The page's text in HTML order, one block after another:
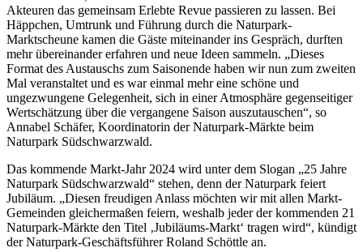
Akteuren das gemeinsam Erlebte Revue passieren zu lassen. Bei
Häppchen, Umtrunk und Führung durch die Naturpark-
Marktscheune kamen die Gäste miteinander ins Gespräch, durften
mehr übereinander erfahren und neue Ideen sammeln. „Dieses
Format des Austauschs zum Saisonende haben wir nun zum zweiten
Mal veranstaltet und es war einmal mehr eine schöne und
ungezwungene Gelegenheit, sich in einer Atmosphäre gegenseitiger
Wertschätzung über die vergangene Saison auszutauschen“, so
Annabel Schäfer, Koordinatorin der Naturpark-Märkte beim
Naturpark Südschwarzwald.
Das kommende Markt-Jahr 2024 wird unter dem Slogan „25 Jahre
Naturpark Südschwarzwald“ stehen, denn der Naturpark feiert
Jubiläum. „Diesen freudigen Anlass möchten wir mit allen Markt-
Gemeinden gleichermaßen feiern, weshalb jeder der kommenden 21
Naturpark-Märkte den Titel ‚Jubiläums-Markt‘ tragen wird“, kündigt
der Naturpark-Geschäftsführer Roland Schöttle an.